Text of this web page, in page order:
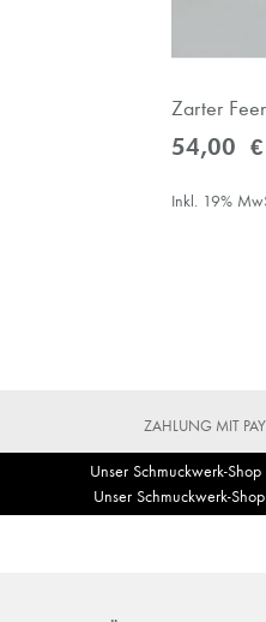
Zarter
54,00 €
Inkl. 19%
ZAHLUNG MIT
Unser Schmuckwerk-Shop
Unser Schmuckwerk-